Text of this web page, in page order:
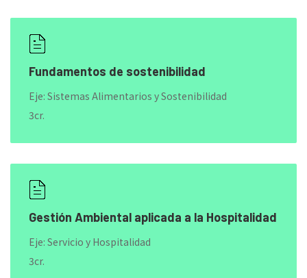
Fundamentos de sostenibilidad
Eje: Sistemas Alimentarios y Sostenibilidad
3cr.
Gestión Ambiental aplicada a la Hospitalidad
Eje: Servicio y Hospitalidad
3cr.